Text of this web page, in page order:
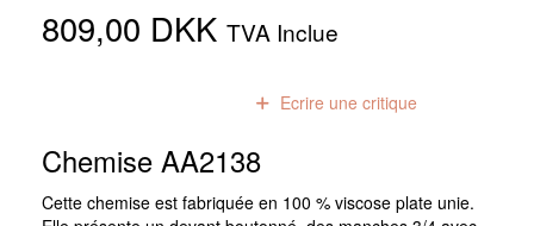
809,00 DKK TVA Inclue
Ecrire une critique
Chemise AA2138
Cette chemise est fabriquée en 100 % viscose plate unie.